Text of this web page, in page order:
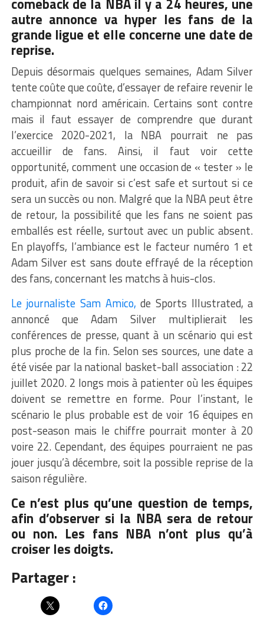
comeback de la NBA il y a 24 heures, une
autre annonce va hyper les fans de la
grande ligue et elle concerne une date de
reprise.
Depuis désormais quelques semaines, Adam Silver
tente coûte que coûte, d’essayer de refaire revenir le
championnat nord américain. Certains sont contre
mais il faut essayer de comprendre que durant
l’exercice 2020-2021, la NBA pourrait ne pas
accueillir de fans. Ainsi, il faut voir cette
opportunité, comment une occasion de « tester » le
produit, afin de savoir si c’est safe et surtout si ce
sera un succès ou non. Malgré que la NBA peut être
de retour, la possibilité que les fans ne soient pas
emballés est réelle, surtout avec un public absent.
En playoffs, l’ambiance est le facteur numéro 1 et
Adam Silver est sans doute effrayé de la réception
des fans, concernant les matchs à huis-clos.
Le journaliste Sam Amico, de Sports Illustrated, a
annoncé que Adam Silver multiplierait les
conférences de presse, quant à un scénario qui est
plus proche de la fin. Selon ses sources, une date a
été visée par la national basket-ball association : 22
juillet 2020. 2 longs mois à patienter où les équipes
doivent se remettre en forme. Pour l’instant, le
scénario le plus probable est de voir 16 équipes en
post-season mais le chiffre pourrait monter à 20
voire 22. Cependant, des équipes pourraient ne pas
jouer jusqu’à décembre, soit la possible reprise de la
saison régulière.
Ce n’est plus qu’une question de temps,
afin d’observer si la NBA sera de retour
ou non. Les fans NBA n’ont plus qu’à
croiser les doigts.
Partager :